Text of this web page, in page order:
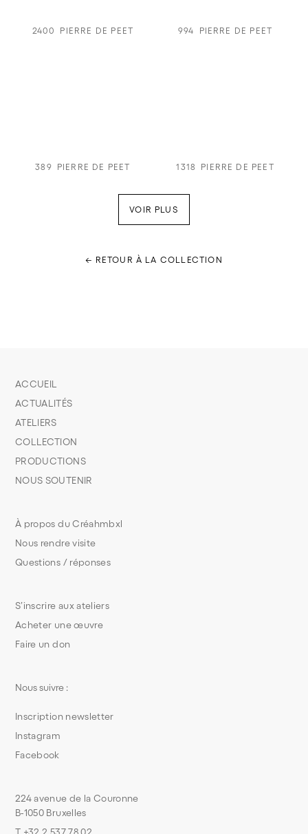
2400 PIERRE DE PEET 994 PIERRE DE PEET
389 PIERRE DE PEET 1318 PIERRE DE PEET
VOIR PLUS
← RETOUR À LA COLLECTION
S’inscrire aux ateliers
Acheter une œuvre
Faire un don
À propos du Créahmbxl
Nous rendre visite
Questions / réponses
ACCUEIL
ACTUALITÉS
ATELIERS
COLLECTION
PRODUCTIONS
NOUS SOUTENIR
224 avenue de la Couronne
B-1050 Bruxelles
Nous suivre :
Inscription newsletter
Instagram
Facebook